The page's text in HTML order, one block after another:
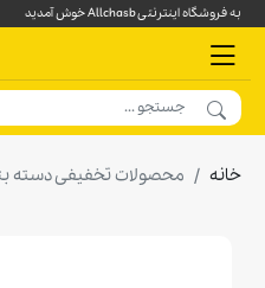
به فروشگاه اینترنتی Allchasb خوش آمدید
خانه محصولات تخفیفی دسته